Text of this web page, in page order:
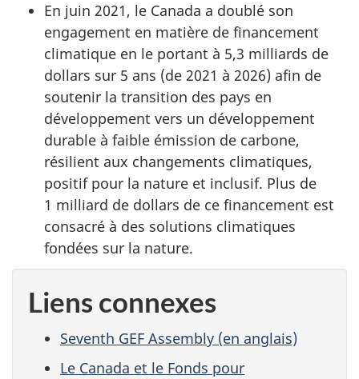
En juin 2021, le Canada a doublé son
engagement en matière de financement
climatique en le portant à 5,3 milliards de
dollars sur 5 ans (de 2021 à 2026) afin de
soutenir la transition des pays en
développement vers un développement
durable à faible émission de carbone,
résilient aux changements climatiques,
positif pour la nature et inclusif. Plus de
1 milliard de dollars de ce financement est
consacré à des solutions climatiques
fondées sur la nature.
Liens connexes
Seventh GEF Assembly (en anglais)
Le Canada et le Fonds pour